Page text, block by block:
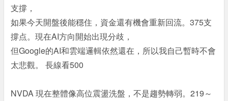
支撐，
如果今天開盤後能穩住，資金還有機會重新回流。375支
撐点。現在AI方向開始出現分歧，
但Google的AI和雲端邏輯依然還在，所以我自己暫時不會
太悲觀。 長線看500
NVDA 現在整體像高位震盪洗盤，不是趨勢轉弱。219～